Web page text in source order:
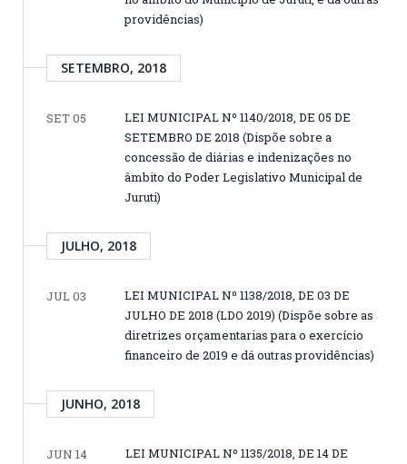
providências)
SETEMBRO, 2018
SET 05
LEI MUNICIPAL Nº 1140/2018, DE 05 DE
SETEMBRO DE 2018 (Dispõe sobre a
concessão de diárias e indenizações no
âmbito do Poder Legislativo Municipal de
Juruti)
JULHO, 2018
JUL 03
LEI MUNICIPAL Nº 1138/2018, DE 03 DE
JULHO DE 2018 (LDO 2019) (Dispõe sobre as
diretrizes orçamentarias para o exercício
financeiro de 2019 e dá outras providências)
JUNHO, 2018
JUN 14
LEI MUNICIPAL Nº 1135/2018, DE 14 DE